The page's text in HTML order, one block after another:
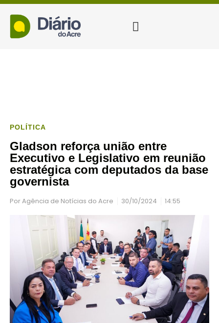
POLÍTICA
Gladson reforça união entre
Executivo e Legislativo em reunião
estratégica com deputados da base
governista
PorAgência de Notícias do Acre 30/10/2024 14:55